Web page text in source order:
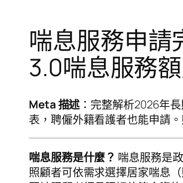
喘息服務申請
3.0喘息服務
Meta 描述：完整解析2026年
表，聘僱外籍看護者也能申請
喘息服務是什麼？ 喘息服務是
照顧者可依需求選擇居家喘息